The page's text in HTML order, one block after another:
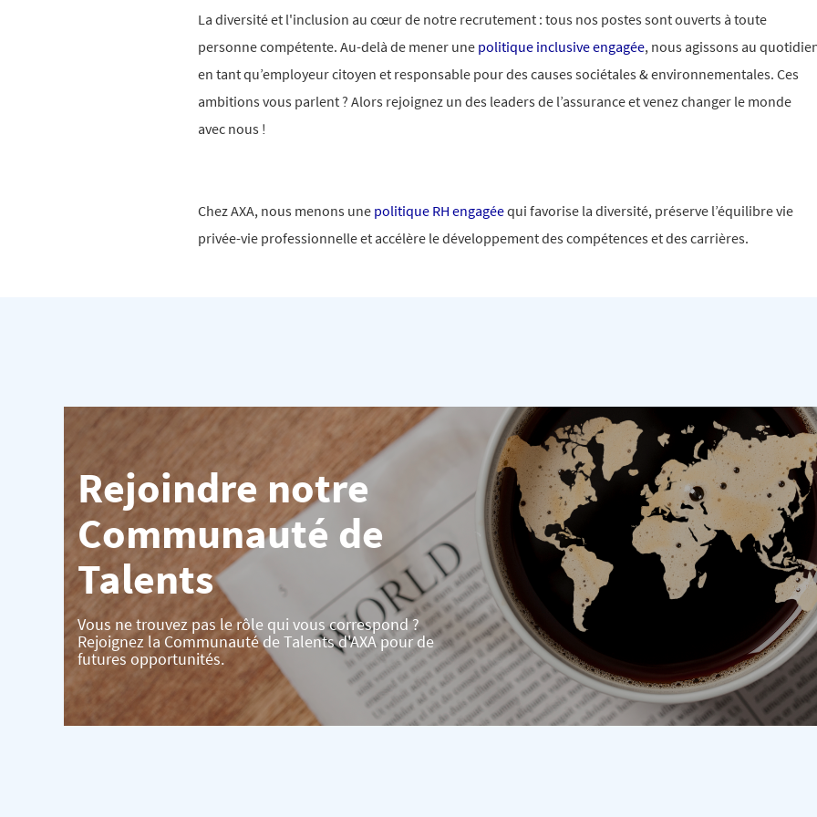
La diversité et l'inclusion au cœur de notre recrutement : tous nos postes sont ouverts à toute
personne compétente. Au-delà de mener une politique inclusive engagée, nous agissons au
en tant qu’employeur citoyen et responsable pour des causes sociétales & environnementales. Ces
ambitions vous parlent ? Alors rejoignez un des leaders de l’assurance et venez changer le monde
avec nous !
Chez AXA, nous menons une politique RH engagéequi favorise la diversité, préserve l’équilibre vie
privée-vie professionnelle et accélère le développement des compétences et des carrières.
Rejoindre notre
Communauté de
Talents
Vous ne trouvez pas le rôle qui vous correspond ?
Rejoignez la Communauté de Talents d'AXA pour de
futures opportunités.